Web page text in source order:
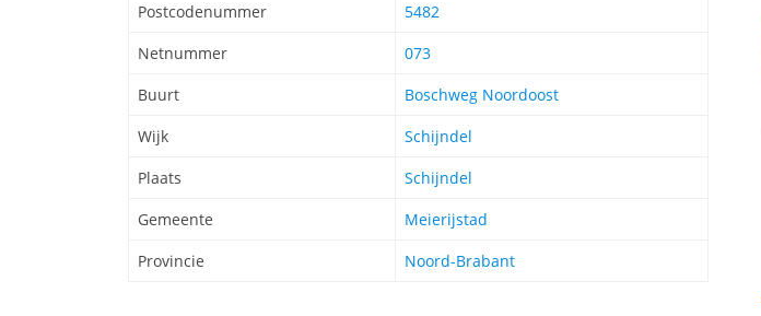
Postcodenummer
5482
Netnummer
073
Buurt
Boschweg Noordoost
Wijk
Schijndel
Plaats
Schijndel
Gemeente
Meierijstad
Provincie
Noord-Brabant